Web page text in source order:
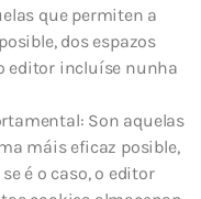
que permiten a
dos espazos
editor incluíse nunha
Son aquelas
máis eficaz posible,
é o caso, o editor